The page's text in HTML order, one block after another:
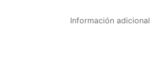
Información adicional